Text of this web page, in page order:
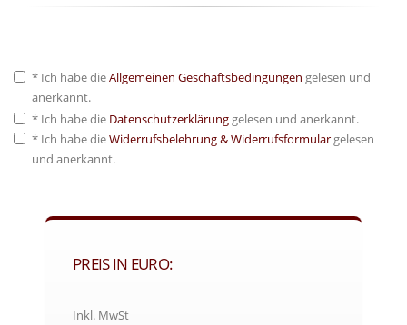
* Ich habe dieAllgemeinen Geschäftsbedingungen gelesen und
anerkannt.
* Ich habe die Datenschutzerklärung gelesen und anerkannt.
* Ich habe dieWiderrufsbelehrung & Widerrufsformular gelesen
und anerkannt.
PREIS IN EURO:
Inkl. MwSt